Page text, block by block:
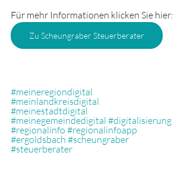
Für mehr Informationen klicken Sie hier:
Zu Scheungraber Steuerberater
#meineregiondigital
#meinlandkreisdigital
#meinestadtdigital
#meinegemeindedigital #digitalisierung
#regionalinfo #regionalinfoapp
#ergoldsbach #scheungraber
#steuerberater